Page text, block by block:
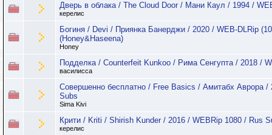
Дверь в облака / The Cloud Door / Мани Каул / 1994 /
керелис
Богиня / Devi / Приянка Банерджи / 2020 / WEB-DLRip
(Honey&Haseena)
Honey
Подделка / Counterfeit Kunkoo / Рима Сенгупта / 2018 /
василисса
Совершенно бесплатно / Free Basics / Амитабх Аврора /
Subs
Sima Kivi
Крити / Kriti / Shirish Kunder / 2016 / WEBRip 1080 / Rus
керелис